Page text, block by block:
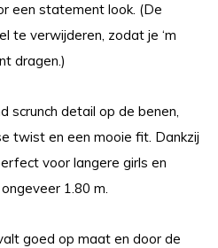
een statement look. (De
te verwijderen, zodat je ‘m
dragen.)
scrunch detail op de benen,
twist en een mooie fit. Dankzij
voor langere girls en
1.80 m.
goed op maat en door de